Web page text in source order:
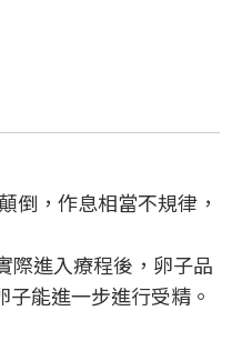
倒，作息相當不規律，
際進入療程後，卵子品
能進一步進行受精。